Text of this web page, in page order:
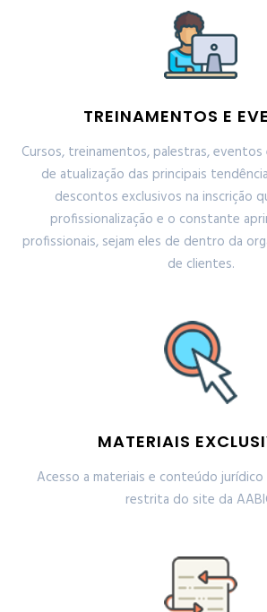
TREINAMENTOS E
Cursos, treinamentos, palestras, eventos
de atualização das principais
descontos exclusivos na inscrição
profissionalização e o constante
profissionais, sejam eles de dentro da
de clientes.
MATERIAIS
Acesso a materiais e conteúdo jurídico
restrita do site da